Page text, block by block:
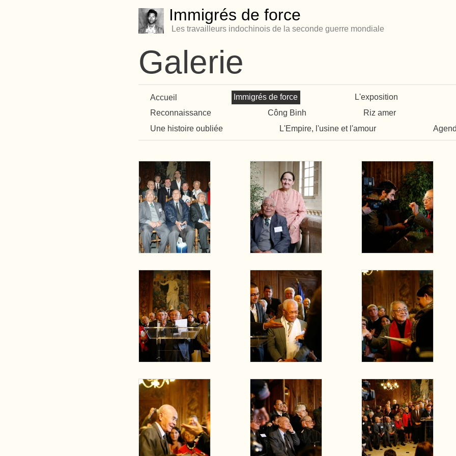
Immigrés de force
Les travailleurs indochinois de la seconde guerre mondiale
Galerie
Accueil Immigrés de force
L'exposition
Reconnaissance
Công Binh
Riz amer
Une histoire oubliée
L'Empire, l'usine et l'amour